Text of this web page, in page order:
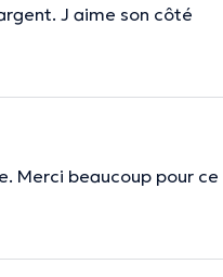
J aime son côté
Merci beaucoup pour ce